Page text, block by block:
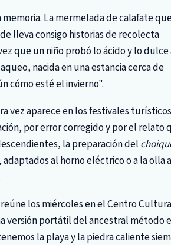
La mermelada de calafate
lleva consigo historias de recolecta
que un niño probó lo ácido y lo dulce
nacida en una estancia cerca de
cómo esté el invierno".
vez aparece en los festivales
por error corregido y por el relato
la preparación del
al horno eléctrico o a la olla a
los miércoles en el Centro
versión portátil del ancestral método
la playa y la piedra caliente